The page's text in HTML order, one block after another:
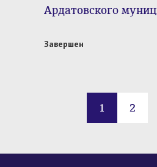
Ардатовского
Завершен
1 2